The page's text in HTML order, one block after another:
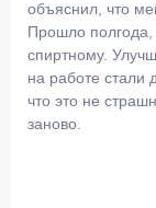
объяснил, что
Прошло полгода,
спиртному.
на работе стали
что это не
заново.